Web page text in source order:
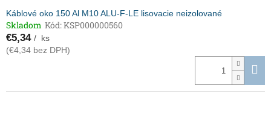
Káblové oko 150 Al M10 ALU-F-LE lisovacie neizolované
Skladom Kód:KSP000000560
€5,34 / ks
(€4,34 bez DPH)